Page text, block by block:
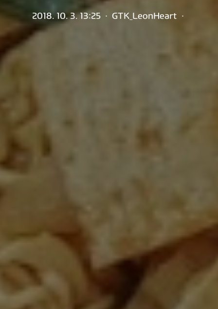
2018. 10. 3. 13:25 · GTK_LeonHeart ·